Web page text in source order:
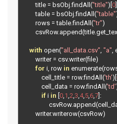
        title
= bsObj .findAll("title")[0]
        table
= bsObj .findAll("table"
        rows
= table.findAll("tr")
        csvRow
. append(title.
with open("all_data.csv" "a"
        writer
= csv.writer(file)
for i, row in enumerate(
            cell_title
= row.findAll('th')[
            cell_data
= row.findAll('td'
if i in [0, 1 2 3 4, 5, 6, 7]:
                 csvRow
. append(
        writer
.writerow(csvRow)